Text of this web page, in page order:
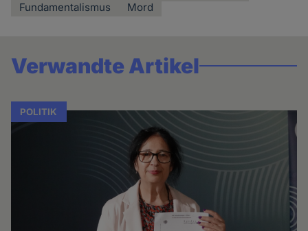
Fundamentalismus
Mord
Verwandte Artikel
POLITIK